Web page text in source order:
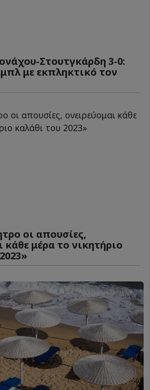
Στουτγκάρδη 3-0:
με εκπληκτικό τον
οι απουσίες,
κάθε μέρα το νικητήριο